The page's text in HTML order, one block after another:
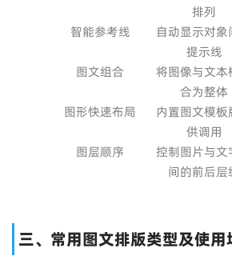
排列
智能参考线
自动显示对象
提示线
图文组合
将图像与文本
合为整体
图形快速布局
内置图文模板
供调用
图层顺序
控制图片与文
间的前后层
三、常用图文排版类型及使用